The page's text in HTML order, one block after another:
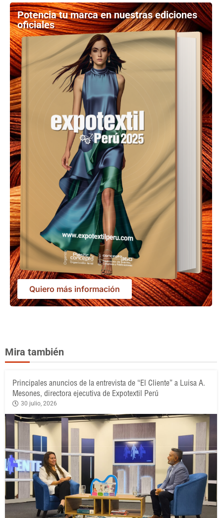
Potencia tu marca en nuestras ediciones
oficiales
Quiero más información
Mira también
Principales anuncios de la entrevista de “El Cliente” a Luisa A.
Mesones, directora ejecutiva de Expotextil Perú
30 julio, 2026